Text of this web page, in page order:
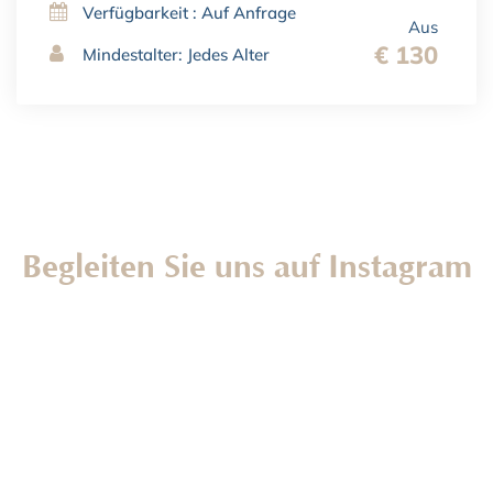
Aus
€ 130
Verfügbarkeit : Auf Anfrage
Mindestalter: Jedes Alter
Begleiten Sie uns auf Instagram